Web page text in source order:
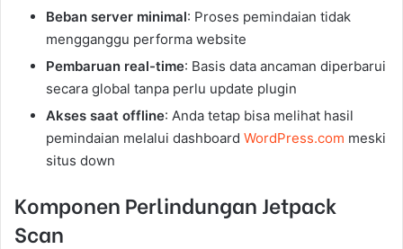
Beban server minimal: Proses pemindaian tidak
mengganggu performa website
Pembaruan real-time: Basis data ancaman diperbarui
secara global tanpa perlu update plugin
Akses saat offline: Anda tetap bisa melihat hasil
pemindaian melalui dashboard WordPress.com meski
situs down
Komponen Perlindungan Jetpack
Scan